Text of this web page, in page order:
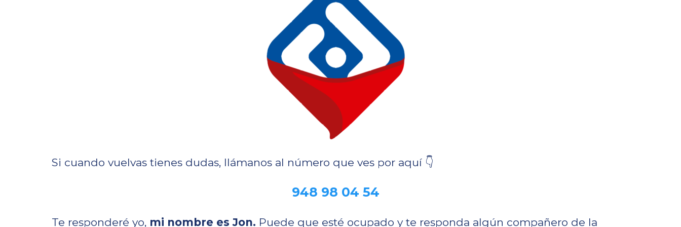
Si cuando vuelvas tienes dudas, llámanos al número que ves por aquí 👇
948 98 04 54
Te responderé yo, mi nombre es Jon. Puede que esté ocupado y te responda algún compañero de la